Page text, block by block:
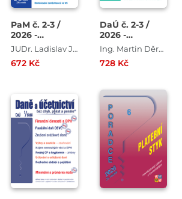
PaM č. 2-3 /
2026 -
Redukční
nemocenského
JUDr. Ladislav Jouza , Mgr. Olga Bičáková , Richard W. Fetter , JUDr. Eva Dandová , JUDr. Jana Drexlerová
672 Kč
DaÚ č. 2-3 /
2026 -
Zaměstnanecké
benefity
Ing. Martin Děrgel , Ing. Ivan Macháček , Ing. Pavel Novák , Ing. Václav Benda , Ing. Antonín Daněk
728 Kč